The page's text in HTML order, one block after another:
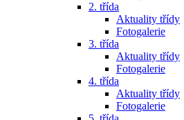
2. třída
Aktuality třídy
Fotogalerie
3. třída
Aktuality třídy
Fotogalerie
4. třída
Aktuality třídy
Fotogalerie